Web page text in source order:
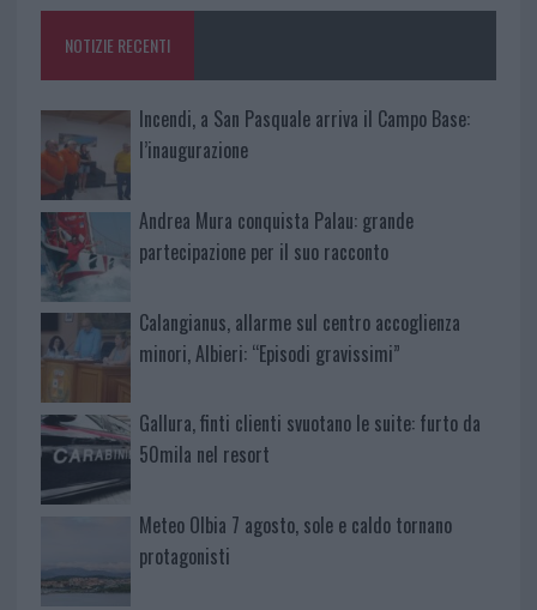
o
k
p
NOTIZIE RECENTI
Incendi, a San Pasquale arriva il Campo Base:
l’inaugurazione
Andrea Mura conquista Palau: grande
partecipazione per il suo racconto
Calangianus, allarme sul centro accoglienza
minori, Albieri: “Episodi gravissimi”
Gallura, finti clienti svuotano le suite: furto da
50mila nel resort
Meteo Olbia 7 agosto, sole e caldo tornano
protagonisti